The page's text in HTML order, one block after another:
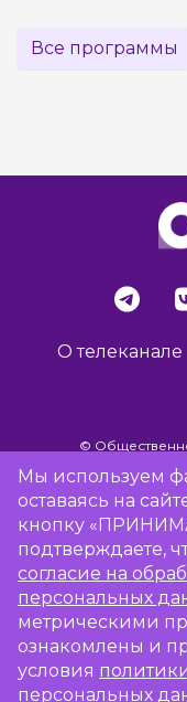
Все программы
О телеканале
©
Мы используем
оставаясь на
кнопку
подтверждаете,
согласие на
персональных
метрическими
ознакомлены и
условия
персональных